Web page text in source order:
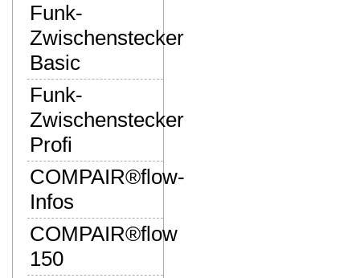
Funk-
Zwischenstecker
Basic
Funk-
Zwischenstecker
Profi
COMPAIR®flow-
Infos
COMPAIR®flow
150